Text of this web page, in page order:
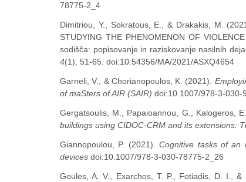
78775-2_4
Dimitriou, Y., Sokratous, E., & Drakakis, M.
STUDYING THE PHENOMENON OF
sodišča: popisovanje in raziskovanje nasilnih
4(1), 51-65. doi:10.54356/MA/2021/ASXQ4654
Garneli, V., & Chorianopoulos, K. (2021).
of maSters of AIR (SAIR) doi:10.1007/978-3-030-
Gergatsoulis, M., Papaioannou, G., Kalogeros,
buildings using CIDOC-CRM and its extensions:
Giannopoulou, P. (2021).Cognitive tasks of an
devices doi:10.1007/978-3-030-78775-2_26
Goules, A. V., Exarchos, T. P., Fotiadis, D. I.,